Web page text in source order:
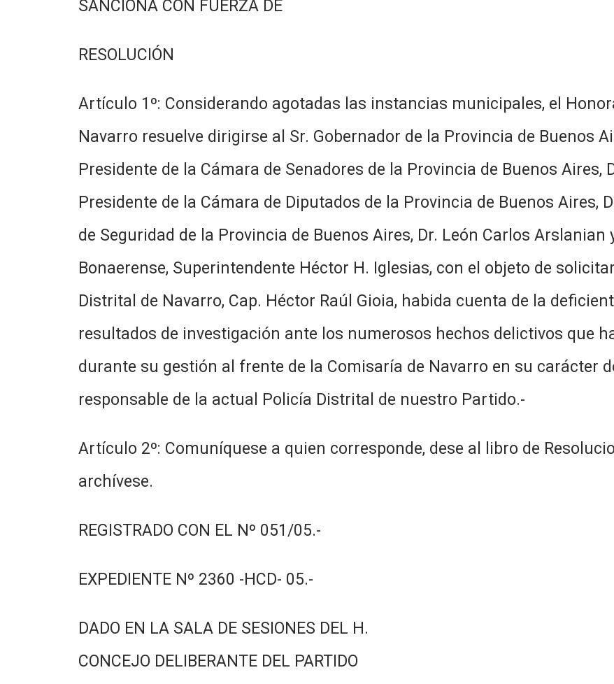
SANCIONA CON FUERZA DE
RESOLUCIÓN
Artículo 1º: Considerando agotadas las instancias municipales, el
Navarro resuelve dirigirse al Sr. Gobernador de la Provincia de Buenos
Presidente de la Cámara de Senadores de la Provincia de Buenos Aires,
Presidente de la Cámara de Diputados de la Provincia de Buenos Aires,
de Seguridad de la Provincia de Buenos Aires, Dr. León Carlos Arslanian
Bonaerense, Superintendente Héctor H. Iglesias, con el objeto de
Distrital de Navarro, Cap. Héctor Raúl Gioia, habida cuenta de la
resultados de investigación ante los numerosos hechos delictivos que
durante su gestión al frente de la Comisaría de Navarro en su carácter
responsable de la actual Policía Distrital de nuestro Partido.-
Artículo 2º: Comuníquese a quien corresponde, dese al libro de
archívese.
REGISTRADO CON EL Nº 051/05.-
EXPEDIENTE Nº 2360 -HCD- 05.-
DADO EN LA SALA DE SESIONES DEL H.
CONCEJO DELIBERANTE DEL PARTIDO